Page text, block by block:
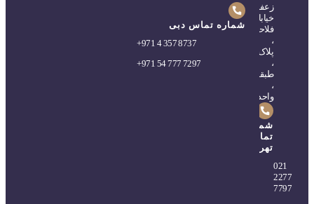
زعفرانیه،
خیابان
فلاحی
،
،
،
واحد۴
شماره
تماس
تهران
021
2277
7797
شماره تماس دبی
+971 4 357 8737
+971 54 777 7297